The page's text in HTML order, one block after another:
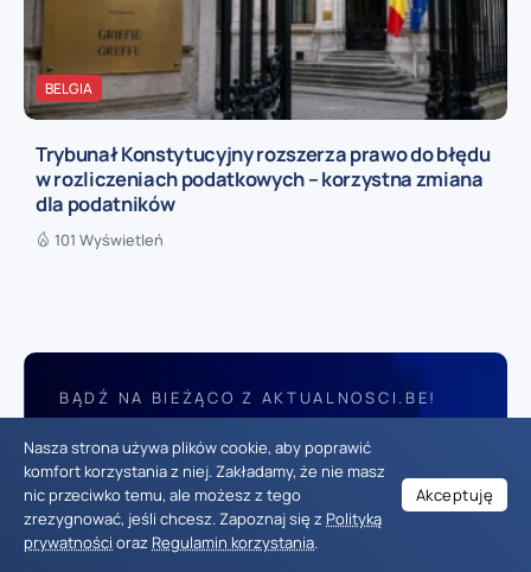
BELGIA
Trybunał Konstytucyjny rozszerza prawo do błędu
w rozliczeniach podatkowych – korzystna zmiana
dla podatników
101 Wyświetleń
BĄDŹ NA BIEŻĄCO Z AKTUALNOSCI.BE!
ZAPISUJĘ SIĘ
Nasza strona używa plików cookie, aby poprawić
komfort korzystania z niej. Zakładamy, że nie masz
nic przeciwko temu, ale możesz z tego
zrezygnować, jeśli chcesz. Zapoznaj się z Polityką
prywatności oraz Regulamin korzystania.
Akceptuję